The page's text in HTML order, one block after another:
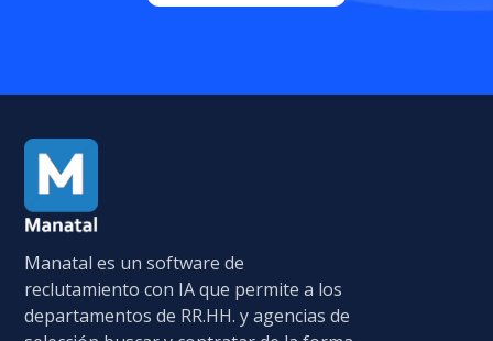
Manatal es un software de
reclutamiento con IA que permite a los
departamentos de RR.HH. y agencias de